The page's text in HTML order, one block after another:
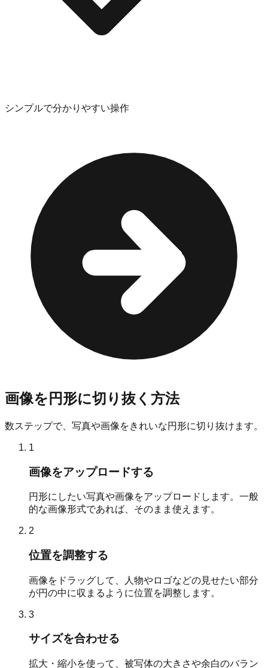
シンプルで分かりやすい操作
画像を円形に切り抜く方法
数ステップで、写真や画像をきれいな円形に切り抜けます。
1
画像をアップロードする
円形にしたい写真や画像をアップロードします。一般
的な画像形式であれば、そのまま使えます。
2
位置を調整する
画像をドラッグして、人物やロゴなどの見せたい部分
が円の中に収まるように位置を調整します。
3
サイズを合わせる
拡大・縮小を使って、被写体の大きさや余白のバラン